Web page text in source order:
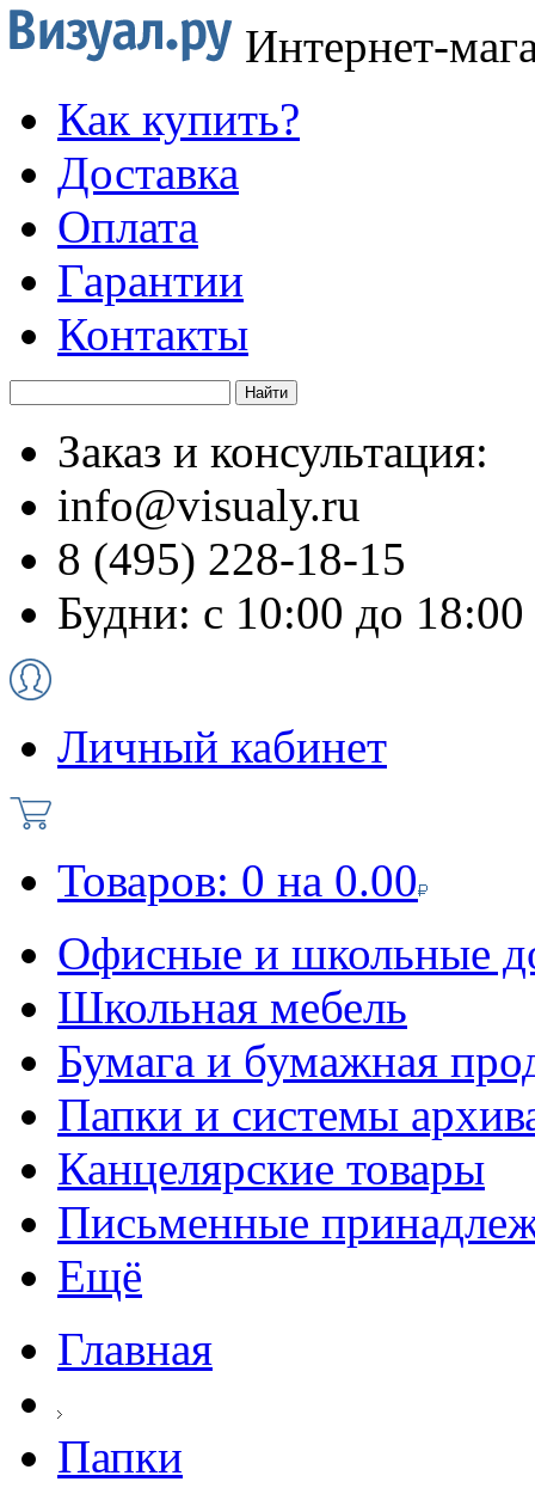
Интернет-
Как купить?
Доставка
Оплата
Гарантии
Контакты
Заказ и консультация:
info@visualy.ru
8 (495) 228-18-15
Будни: с 10:00 до 18:00
Личный кабинет
Товаров: 0 на 0.00
Офисные и школьные
Школьная мебель
Бумага и бумажная
Папки и системы
Канцелярские товары
Письменные
Ещё
Главная
Папки